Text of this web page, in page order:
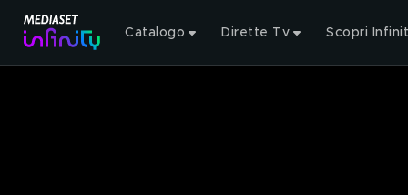
Catalogo Dirette Tv Scopri